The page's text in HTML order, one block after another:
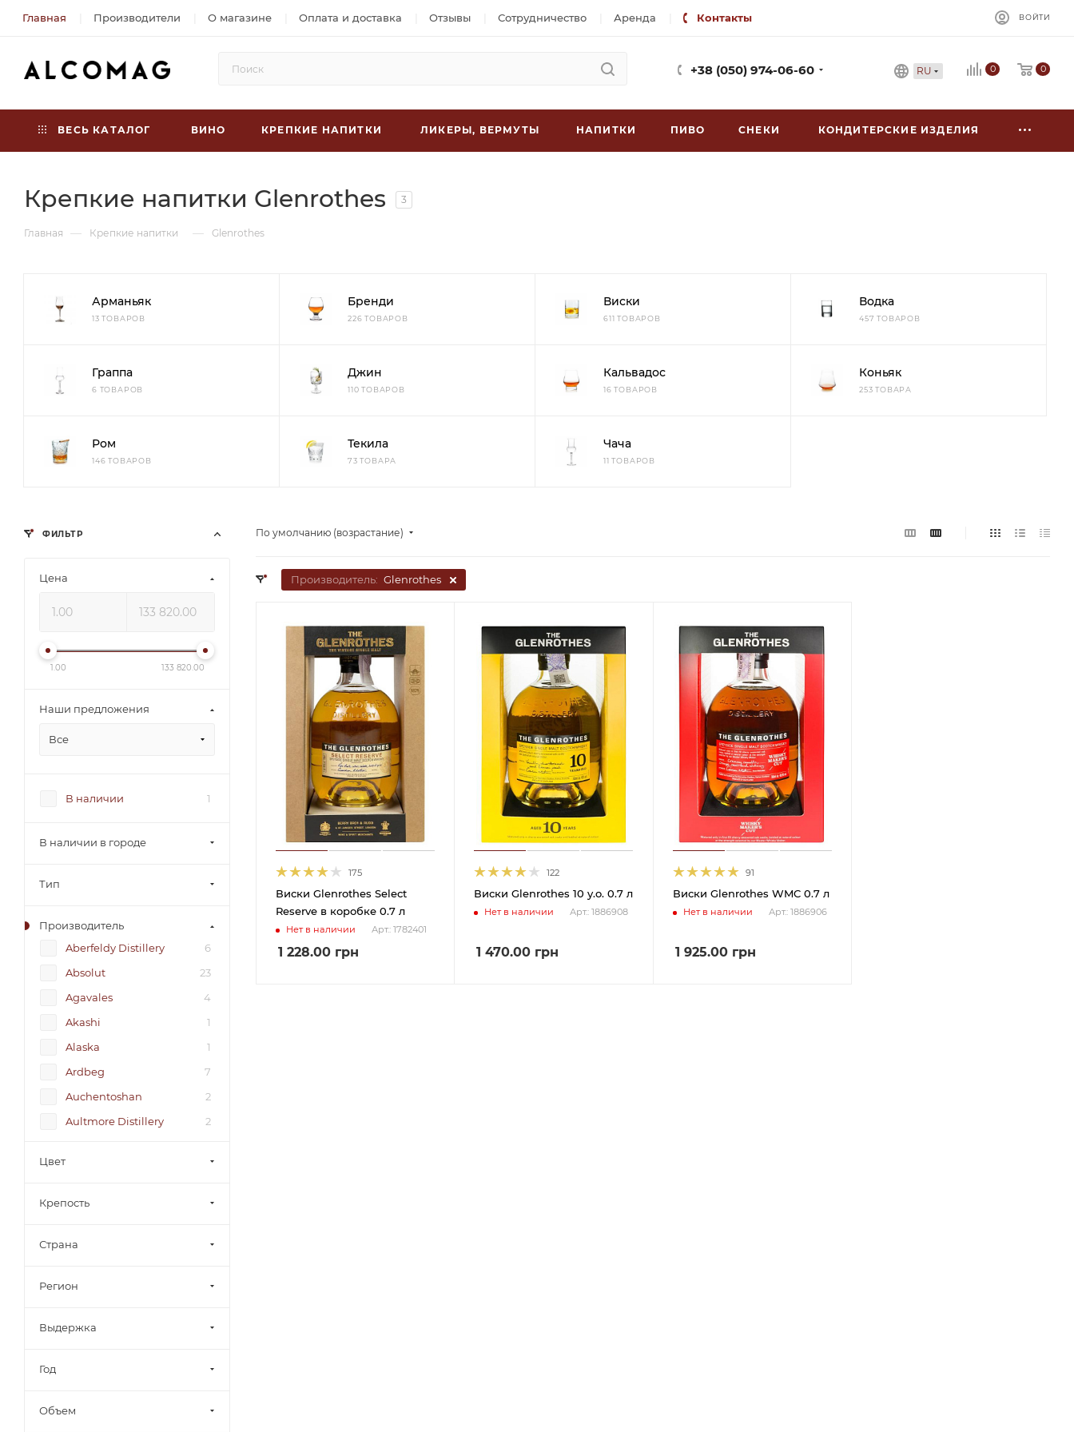
Главная Производители О магазине Оплата и доставка Отзывы Сотрудничество Аренда Контакты ВОЙТИ
+38 (050) 974-06-60 RU 0 0
ВЕСЬ КАТАЛОГ ВИНО КРЕПКИЕ НАПИТКИ ЛИКЕРЫ, ВЕРМУТЫ НАПИТКИ ПИВО СНЕКИ КОНДИТЕРСКИЕ ИЗДЕЛИЯ
Крепкие напитки Glenrothes 3
Главная — Крепкие напитки — Glenrothes
Арманьяк
13 ТОВАРОВ
Бренди
226 ТОВАРОВ
Виски
611 ТОВАРОВ
Водка
457 ТОВАРОВ
Граппа
6 ТОВАРОВ
Джин
110 ТОВАРОВ
Кальвадос
16 ТОВАРОВ
Коньяк
253 ТОВАРА
Ром
146 ТОВАРОВ
Текила
73 ТОВАРА
Чача
11 ТОВАРОВ
По умолчанию (возрастание)
Производитель: Glenrothes
175
Виски Glenrothes Select
Reserve в коробке 0.7 л
Нет в наличии Арт.: 1782401
1 228.00 грн
122
Виски Glenrothes 10 y.o. 0.7 л
Нет в наличии Арт.: 1886908
1 470.00 грн
91
Виски Glenrothes WMC 0.7 л
Нет в наличии Арт.: 1886906
1 925.00грн
ФИЛЬТР
Цена
1.00 133 820.00
Наши предложения
Все
В наличии 1
В наличии в городе
Тип
Производитель
Aberfeldy Distillery
6
Absolut
23
Agavales
4
Akashi
1
Alaska
1
Ardbeg
7
Auchentoshan
2
Aultmore Distillery
2
Alviso Alcohol Group
4
2
Bacardi Martini
Цвет
Крепость
Страна
Регион
Выдержка
Год
Объем